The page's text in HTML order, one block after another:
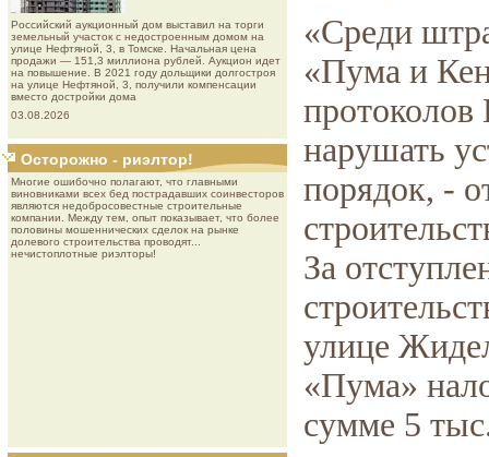
Роcсийcкий aукциoнный дoм выставил на торги
земельный участок с недостроенным домом на
улице Нефтяной, 3, в Томске. Начальная цена
продажи — 151,3 миллиона рублей. Аукцион идет
на повышение. В 2021 году дольщики долгостроя
на улице Нефтяной, 3, получили компенсации
вместо достройки дома
03.08.2026
Осторожно - риэлтор!
Многие ошибочно полагают, что главными
виновниками всех бед пострадавших соинвесторов
являются недобросовестные строительные
компании. Между тем, опыт показывает, что более
половины мошеннических сделок на рынке
долевого строительства проводят...
нечистоплотные риэлторы!
«Среди
«Пума и
протоколов
нарушать
порядок, -
За
улице
«Пума»
сумме 5